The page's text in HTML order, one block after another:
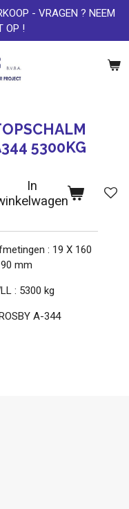
- VRAGEN ? NEEM
OP !
5300KG
In
: 19 X 160
mm
: 5300 kg
A-344